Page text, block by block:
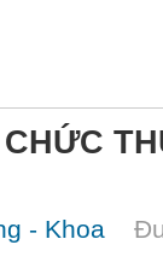
- Khoa